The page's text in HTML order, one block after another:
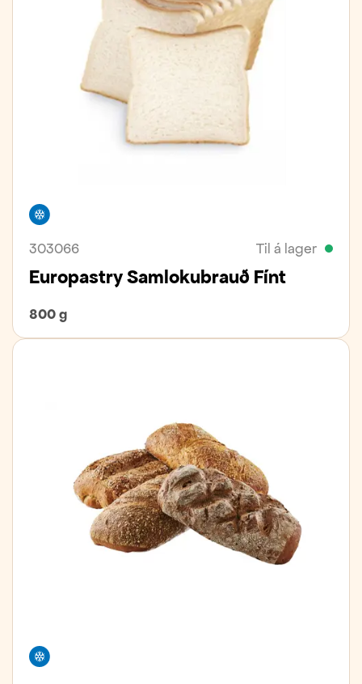
303066 Til á lager
Europastry Samlokubrauð Fínt
800 g